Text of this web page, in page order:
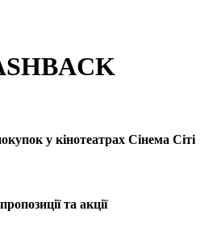
у кінотеатрах Сінема Сіті
та акції